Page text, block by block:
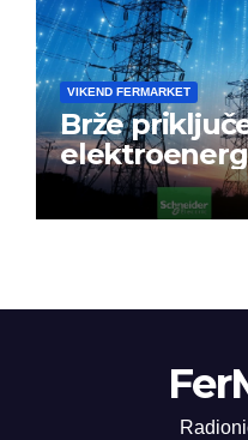
VIKEND FERMARKET
Brže